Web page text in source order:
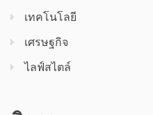
เทคโนโลยี
เศรษฐกิจ
ไลฟ์สไตล์